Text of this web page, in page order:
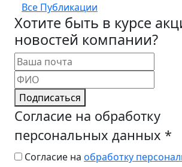
Все Публикации
Хотите быть в курсе
новостей компании?
Подписаться
Согласие на обработку
персональных данных *
Согласие на обработку